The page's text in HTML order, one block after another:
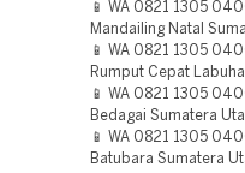
📱 WA 0821 1305
Mandailing Natal
📱 WA 0821 1305
Rumput Cepat
📱 WA 0821 1305
Bedagai Sumatera
📱 WA 0821 1305
Batubara Sumatera